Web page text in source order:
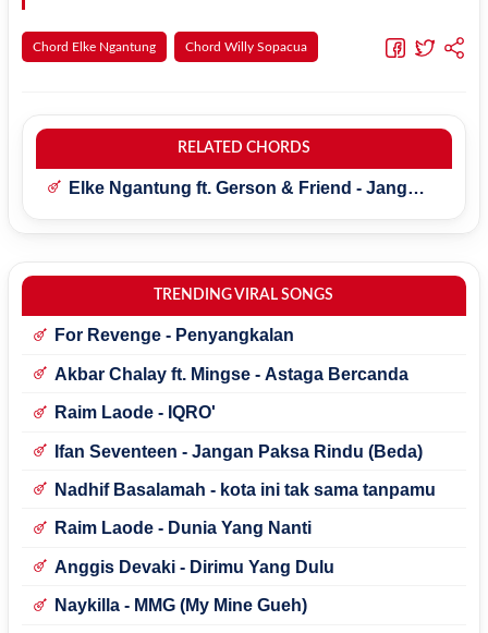
Chord Elke Ngantung Chord Willy Sopacua
RELATED CHORDS
Elke Ngantung ft. Gerson & Friend - Jang
TRENDING VIRAL SONGS
For Revenge - Penyangkalan
Akbar Chalay ft. Mingse - Astaga Bercanda
Raim Laode - IQRO'
Ifan Seventeen - Jangan Paksa Rindu (Beda)
Nadhif Basalamah - kota ini tak sama tanpamu
Raim Laode - Dunia Yang Nanti
Anggis Devaki - Dirimu Yang Dulu
Naykilla - MMG (My Mine Gueh)